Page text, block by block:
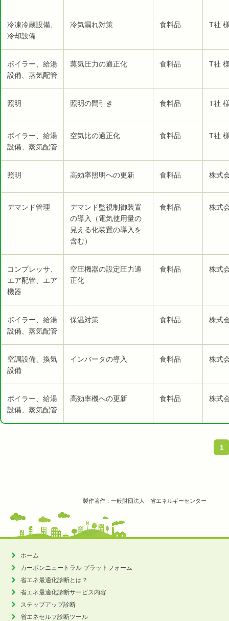
冷凍冷蔵設備、
冷却設備
冷気漏れ対策 食料品 T社
ボイラー、給湯
設備、蒸気配管
蒸気圧力の適正化 食料品 T社
照明 照明の間引き 食料品 T社
ボイラー、給湯
設備、蒸気配管
空気比の適正化 食料品 T社
照明 高効率照明への更新 食料品 株式
デマンド管理
デマンド監視制御装置
の導入（電気使用量の
見える化装置の導入を
含む）
食料品 株式
コンプレッサ、
エア配管、エア
機器
空圧機器の設定圧力適
正化
食料品 株式
ボイラー、給湯
設備、蒸気配管
保温対策 食料品 株式
空調設備、換気
設備
インバータの導入 食料品 株式
ボイラー、給湯
設備、蒸気配管
高効率機への更新 食料品 株式
1
製作著作：一般財団法人 省エネルギーセンター
ホーム
カーボンニュートラル プラットフォーム
省エネ最適化診断とは？
省エネ最適化診断サービス内容
ステップアップ診断
省エネセルフ診断ツール